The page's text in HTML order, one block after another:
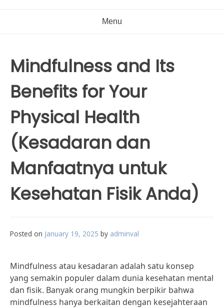
Menu
Mindfulness and Its
Benefits for Your
Physical Health
(Kesadaran dan
Manfaatnya untuk
Kesehatan Fisik Anda)
Posted on January 19, 2025 by adminval
Mindfulness atau kesadaran adalah satu konsep
yang semakin populer dalam dunia kesehatan mental
dan fisik. Banyak orang mungkin berpikir bahwa
mindfulness hanya berkaitan dengan kesejahteraan